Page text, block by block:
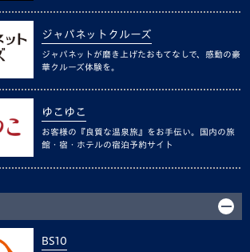
ジャパネットクルーズ
ジャパネットが磨き上げたおもてなしで、感動の豪
華クルーズ体験を。
ゆこゆこ
お客様の『良質な温泉旅』をお手伝い。国内の旅
館・宿・ホテルの宿泊予約サイト
BS10